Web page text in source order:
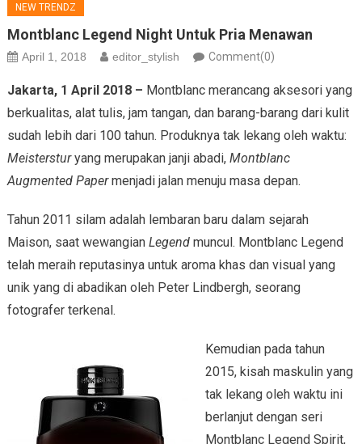
NEW TRENDZ
Montblanc Legend Night Untuk Pria Menawan
April 1, 2018 editor_stylish Comment(0)
Jakarta, 1 April 2018 – Montblanc merancang aksesori yang
berkualitas, alat tulis, jam tangan, dan barang-barang dari kulit
sudah lebih dari 100 tahun. Produknya tak lekang oleh waktu:
Meistersturyang merupakan janji abadi, Montblanc
Augmented Papermenjadi jalan menuju masa depan.
Tahun 2011 silam adalah lembaran baru dalam sejarah
Maison, saat wewangian Legend muncul. Montblanc Legend
telah meraih reputasinya untuk aroma khas dan visual yang
unik yang di abadikan oleh Peter Lindbergh, seorang
fotografer terkenal.
Kemudian pada tahun
2015, kisah maskulin yang
tak lekang oleh waktu ini
berlanjut dengan seri
Montblanc Legend Spirit,